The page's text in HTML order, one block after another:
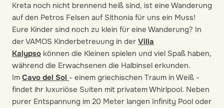
Kreta noch nicht brennend heiß sind, ist eine Wanderung
auf den Petros Felsen auf Sithonia für uns ein Muss!
Eure Kinder sind noch zu klein für eine Wanderung? In
der VAMOS Kinderbetreuung in der Villa
Kalypso können die Kleinen spielen und viel Spaß haben,
während die Erwachsenen die Halbinsel erkunden.
Im Cavo del Sol - einem griechischen Traum in Weiß -
findet ihr luxuriöse Suiten mit privatem Whirlpool. Neben
purer Entspannung im 20 Meter langen Infinity Pool oder